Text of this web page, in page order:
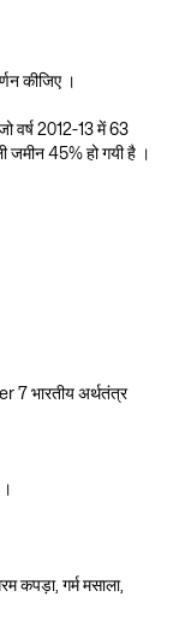
कीजिए ।
वर्ष 2012-13 में 63
जमीन 45% हो गयी है ।
कपड़ा, गर्म मसाला,